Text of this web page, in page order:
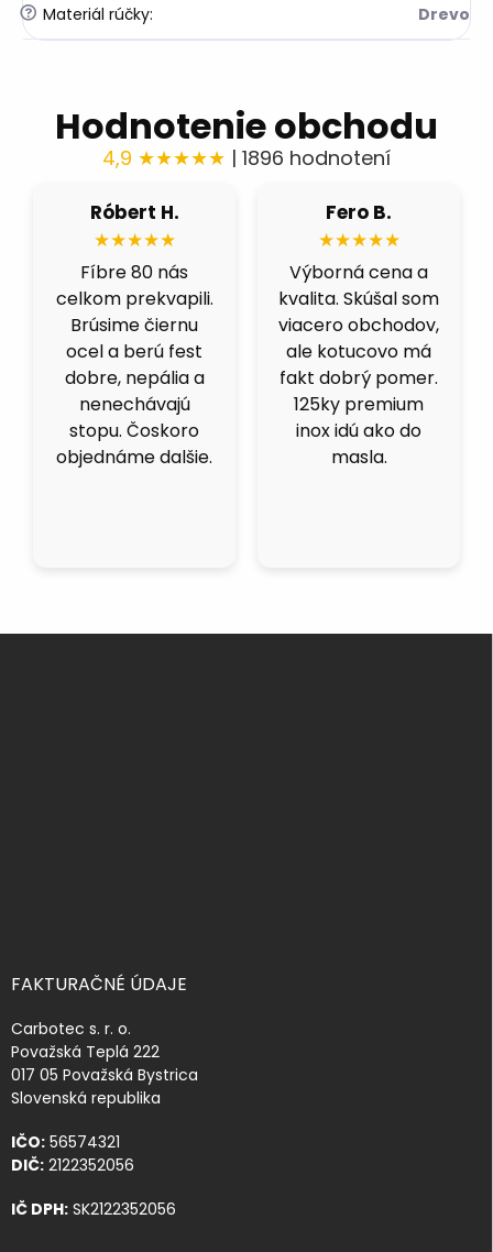
? Materiál rúčky: Drevo
Hodnotenie obchodu
4,9 ★★★★★ | 1896 hodnotení
Róbert H.
★★★★★
Fíbre 80 nás
celkom prekvapili.
Brúsime čiernu
ocel a berú fest
dobre, nepália a
nenechávajú
stopu. Čoskoro
objednáme dalšie.
Fero B.
★★★★★
Výborná cena a
kvalita. Skúšal som
viacero obchodov,
ale kotucovo má
fakt dobrý pomer.
125ky premium
inox idú ako do
masla.
FAKTURAČNÉ ÚDAJE
Carbotec s. r. o.
Považská Teplá 222
017 05 Považská Bystrica
Slovenská republika
IČO: 56574321
DIČ: 2122352056
IČ DPH: SK2122352056